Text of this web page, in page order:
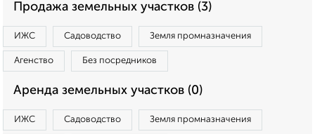
Продажа земельных участков (3)
ИЖС Садоводство Земля промназначения
Агенство Без посредников
Аренда земельных участков (0)
ИЖС Садоводство Земля промназначения